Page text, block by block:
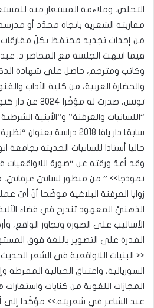
التخلص، وملاءمة المستعار منه
مقاربته الشعرية باتجاه محدّد أو
من إحداث تجديد محتفظ بكلّ مفارقات
فيما انتهت الجلسة مع المحاضر د.
وكاتب ومترجم، حاصل على شهادة
والحضارة العربية، من كلية الآداب
تونس، صدرت له
“اللسانيات والعرفنة” و”الأبنية
سابقا دار يافا 2018 دراسة
حاليا أستاذا للسانيات الحديثة بجامعة
وقد أعدّ ورقته عن “صورة اللاواقعيات
نموذجا>> ” من منظور لسانيّ عرفانيّ،
زوايا العرفنة البلاغية موضّحا أنّ أيّ
الذهنيّ المعهود تندرج في فضاء الآلية
الأساليب على الصورة وتجاوز الواقع،
القدرة على التصوير باللغة فوق
<< البنيات اللاواقعية في الشعر
السوريالية، واعتناق الخيالية
المجازات اللغوية من كنايات
عند الشاعر في شعريته.>> مؤكّدا إلى